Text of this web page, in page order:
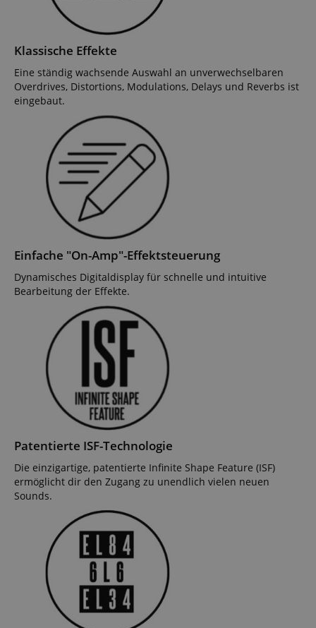
Klassische Effekte
Eine ständig wachsende Auswahl an unverwechselbaren
Overdrives, Distortions, Modulations, Delays und Reverbs ist
eingebaut.
Einfache "On-Amp"-Effektsteuerung
Dynamisches Digitaldisplay für schnelle und intuitive
Bearbeitung der Effekte.
Patentierte ISF-Technologie
Die einzigartige, patentierte Infinite Shape Feature (ISF)
ermöglicht dir den Zugang zu unendlich vielen neuen
Sounds.